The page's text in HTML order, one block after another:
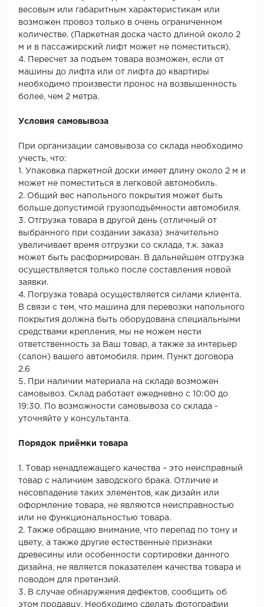
весовым или габаритным характеристикам или
возможен провоз только в очень ограниченном
количестве. (Паркетная доска часто длиной около 2
м и в пассажирский лифт может не поместиться).
4. Пересчет за подъем товара возможен, если от
машины до лифта или от лифта до квартиры
необходимо произвести пронос на возвышенность
более, чем 2 метра.
Условия самовывоза
При организации самовывоза со склада необходимо
учесть, что:
1. Упаковка паркетной доски имеет длину около 2 м и
может не поместиться в легковой автомобиль.
2. Общий вес напольного покрытия может быть
больше допустимой грузоподъёмности автомобиля.
3. Отгрузка товара в другой день (отличный от
выбранного при создании заказа) значительно
увеличивает время отгрузки со склада, т.к. заказ
может быть расформирован. В дальнейшем отгрузка
осуществляется только после составления новой
заявки.
4. Погрузка товара осуществляется силами клиента.
В связи с тем, что машина для перевозки напольного
покрытия должна быть оборудована специальными
средствами крепления, мы не можем нести
ответственность за Ваш товар, а также за интерьер
(салон) вашего автомобиля. прим. Пункт договора
2.6
5. При наличии материала на складе возможен
самовывоз. Склад работает ежедневно с 10:00 до
19:30. По возможности самовывоза со склада -
уточняйте у консультанта.
Порядок приёмки товара
1. Товар ненадлежащего качества – это неисправный
товар с наличием заводского брака. Отличие и
несовпадение таких элементов, как дизайн или
оформление товара, не являются неисправностью
или не функциональностью товара.
2. Также обращаю внимание, что перепад по тону и
цвету, а также другие естественные признаки
древесины или особенности сортировки данного
дизайна, не является показателем качества товара и
поводом для претензий.
3. В случае обнаружения дефектов, сообщить об
этом продавцу. Необходимо сделать фотографии